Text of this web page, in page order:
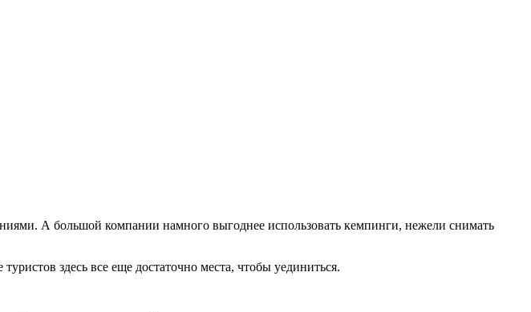
А большой компании намного выгоднее использовать кемпинги, нежели снимать
здесь все еще достаточно места, чтобы уединиться.